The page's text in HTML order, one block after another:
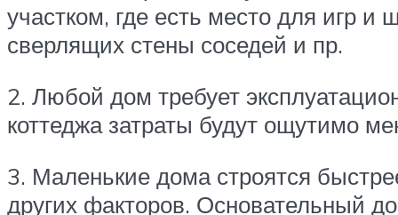
участком, где есть место для игр
сверлящих стены соседей и пр.
2. Любой дом требует
коттеджа затраты будут ощутимо
3. Маленькие дома строятся
других факторов. Основательный